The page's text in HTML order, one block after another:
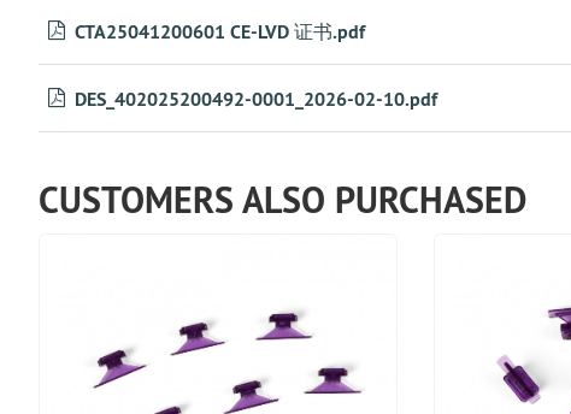
CTA25041200601 CE-LVD 证书.pdf
DES_402025200492-0001_2026-02-10.pdf
CUSTOMERS ALSO PURCHASED